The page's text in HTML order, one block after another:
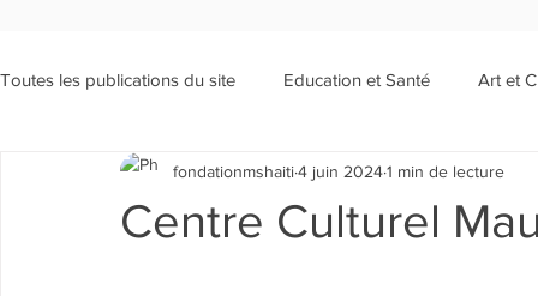
Toutes les publications du site Education et Santé Art et
Sensibilisation et Environement Evénements/Rubriques
Centre Culturel
fondationmshaiti4 juin 20241 min de lecture